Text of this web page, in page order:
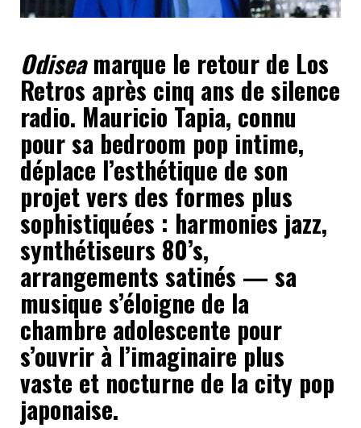
Odiseamarque le retour de Los
Retros après cinq ans de silence
radio. Mauricio Tapia, connu
pour sa bedroom pop intime,
déplace l’esthétique de son
projet vers des formes plus
sophistiquées : harmonies jazz,
synthétiseurs 80’s,
arrangements satinés — sa
musique s’éloigne de la
chambre adolescente pour
s’ouvrir à l’imaginaire plus
vaste et nocturne de la city pop
japonaise.